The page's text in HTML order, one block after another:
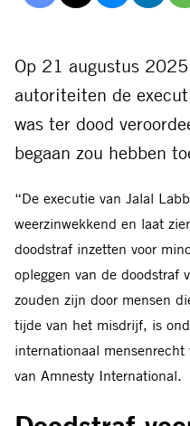
Delen
Facebook
DelenDelen
Bluesky
Delen
LinkedIn
Op 21 augustus
autoriteiten de
was ter dood
begaan zou hebben
“De executie van Jalal
weerzinwekkend en laat
doodstraf inzetten voor
opleggen van de doodstraf
zouden zijn door mensen
tijde van het misdrijf, is
internationaal
van Amnesty International.